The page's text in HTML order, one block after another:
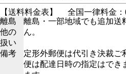
【送料料金表】
全国一律料金：
離島
他の
扱い
離島・一部地域でも追加送
ん。
備考
定形外郵便は代引き決裁ご
便は配達日時の指定はでき